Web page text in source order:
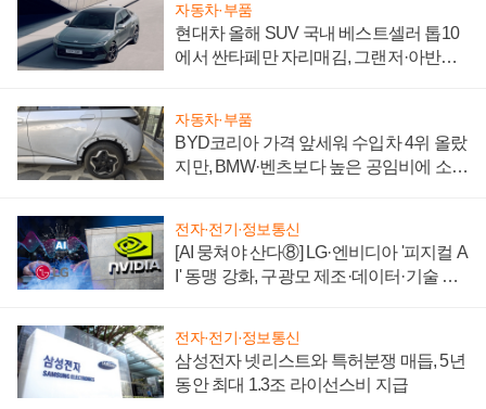
자동차·부품
현대차 올해 SUV 국내 베스트셀러 톱10
에서 싼타페만 자리매김, 그랜저·아반떼
자동차·부품
BYD코리아 가격 앞세워 수입차 4위 올랐
지만, BMW·벤츠보다 높은 공임비에 소비
전자·전기·정보통신
[AI 뭉쳐야 산다⑧] LG·엔비디아 '피지컬 A
I' 동맹 강화, 구광모 제조·데이터·기술 결
전자·전기·정보통신
삼성전자 넷리스트와 특허분쟁 매듭, 5년
동안 최대 1.3조 라이선스비 지급